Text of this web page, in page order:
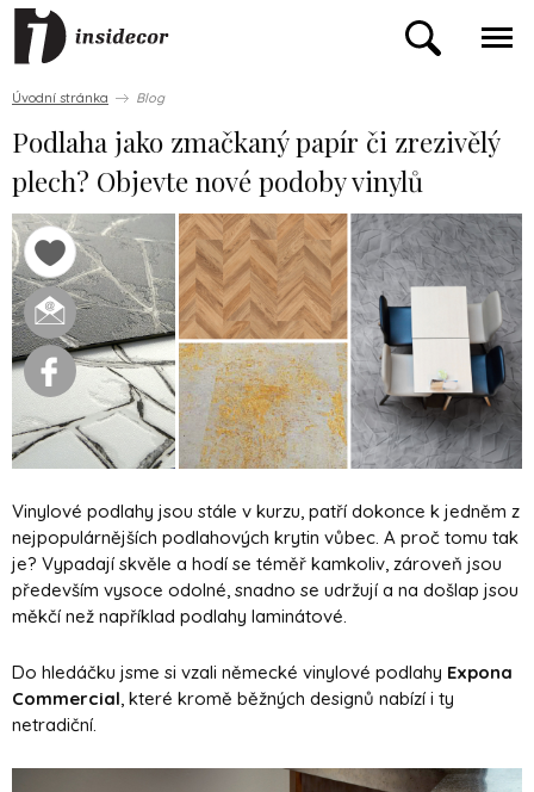
Úvodní stránka Blog
Podlaha jako zmačkaný papír či zrezivělý
plech? Objevte nové podoby vinylů
Vinylové podlahy jsou stále v kurzu, patří dokonce k jedněm z
nejpopulárnějších podlahových krytin vůbec. A proč tomu tak
je? Vypadají skvěle a hodí se téměř kamkoliv, zároveň jsou
především vysoce odolné, snadno se udržují a na došlap jsou
měkčí než například podlahy laminátové.
Do hledáčku jsme si vzali německé vinylové podlahy Expona
Commercial, které kromě běžných designů nabízí i ty
netradiční.